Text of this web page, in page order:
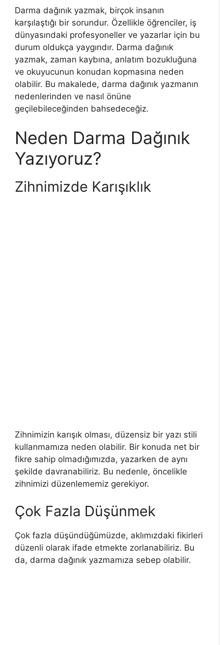
Darma dağınık yazmak, birçok insanın
karşılaştığı bir sorundur. Özellikle öğrenciler, iş
dünyasındaki profesyoneller ve yazarlar için bu
durum oldukça yaygındır. Darma dağınık
yazmak, zaman kaybına, anlatım bozukluğuna
ve okuyucunun konudan kopmasına neden
olabilir. Bu makalede, darma dağınık yazmanın
nedenlerinden ve nasıl önüne
geçilebileceğinden bahsedeceğiz.
Neden Darma Dağınık
Yazıyoruz?
Zihnimizde Karışıklık
Zihnimizin karışık olması, düzensiz bir yazı stili
kullanmamıza neden olabilir. Bir konuda net bir
fikre sahip olmadığımızda, yazarken de aynı
şekilde davranabiliriz. Bu nedenle, öncelikle
zihnimizi düzenlememiz gerekiyor.
Çok Fazla Düşünmek
Çok fazla düşündüğümüzde, aklımızdaki fikirleri
düzenli olarak ifade etmekte zorlanabiliriz. Bu
da, darma dağınık yazmamıza sebep olabilir.